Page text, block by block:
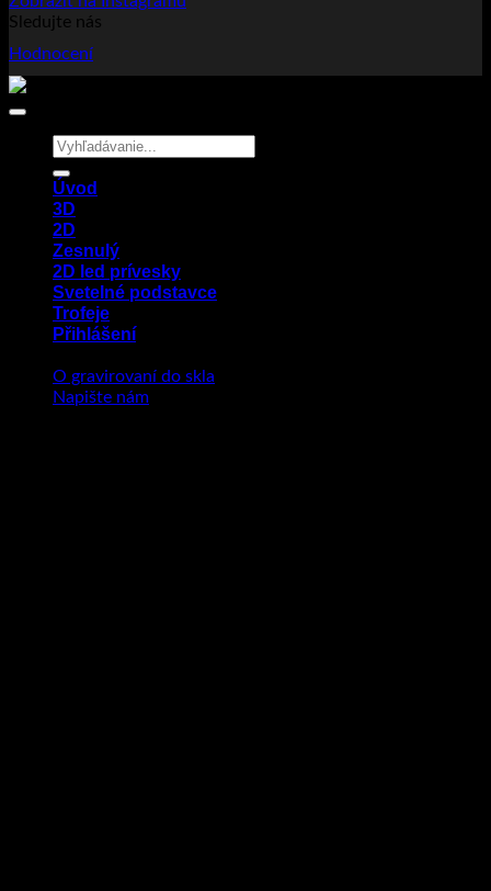
Sledujte nás
Hodnocení
Hledat:
Úvod
3D
2D
Zesnulý
2D led prívesky
Svetelné podstavce
Trofeje
Přihlášení
O gravirovaní do skla
Napište nám